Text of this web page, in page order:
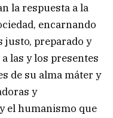
la respuesta a la
encarnando
justo, preparado y
las y los presentes
de su alma máter y
y
el humanismo que